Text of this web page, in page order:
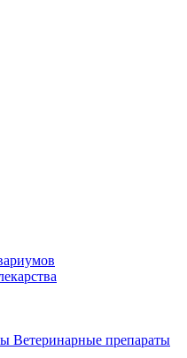
Ветеринарные препараты